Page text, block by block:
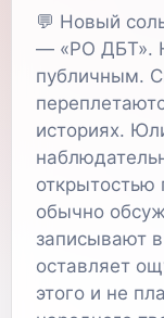
💬 Новый
— «РО ДБТ».
публичным.
историях.
открытостью
обычно
записывают
оставляет
этого и не